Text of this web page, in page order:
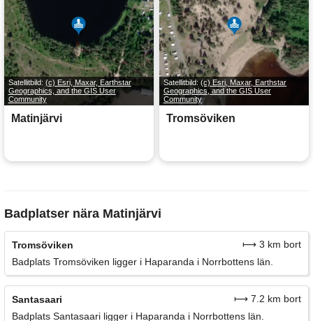
Satellitbild: (c) Esri, Maxar, Earthstar
Geographics, and the GIS User
Community
Matinjärvi
Satellitbild: (c) Esri, Maxar, Earthstar
Geographics, and the GIS User
Community
Tromsöviken
Badplatser nära Matinjärvi
Tromsöviken
⟼ 3 km bort
Badplats Tromsöviken ligger i Haparanda i Norrbottens län.
Santasaari
⟼ 7.2 km bort
Badplats Santasaari ligger i Haparanda i Norrbottens län.